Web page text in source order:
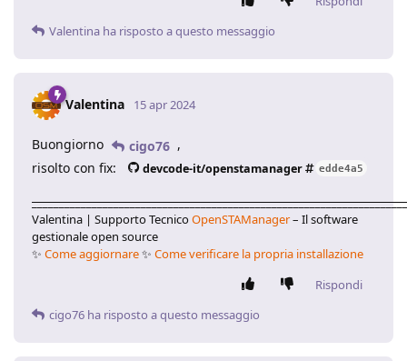
Valentina ha risposto a questo messaggio
Valentina 15 apr 2024
Buongiorno cigo76 ,
risolto con fix:
devcode-it/openstamanager edde4a5
Valentina | Supporto TecnicoOpenSTAManager– Il software
gestionale open source
✨ Come aggiornare✨ Come verificare la propria installazione
Rispondi
cigo76 ha risposto a questo messaggio